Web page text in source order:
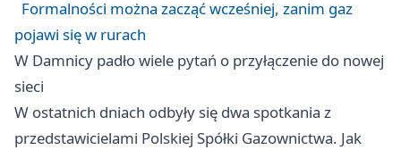
Formalności można zacząć wcześniej, zanim gaz
pojawi się w rurach
W Damnicy padło wiele pytań o przyłączenie do nowej
sieci
W ostatnich dniach odbyły się dwa spotkania z
przedstawicielami Polskiej Spółki Gazownictwa. Jak